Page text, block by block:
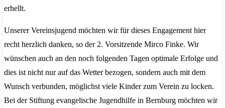
erhellt.
Unserer Vereinsjugend möchten wir für dieses Engagement hier
recht herzlich danken, so der 2. Vorsitzende Mirco Finke. Wir
wünschen auch an den noch folgenden Tagen optimale Erfolge und
dies ist nicht nur auf das Wetter bezogen, sondern auch mit dem
Wunsch verbunden, möglichst viele Kinder zum Verein zu locken.
Bei der Stiftung evangelische Jugendhilfe in Bernburg möchten wir